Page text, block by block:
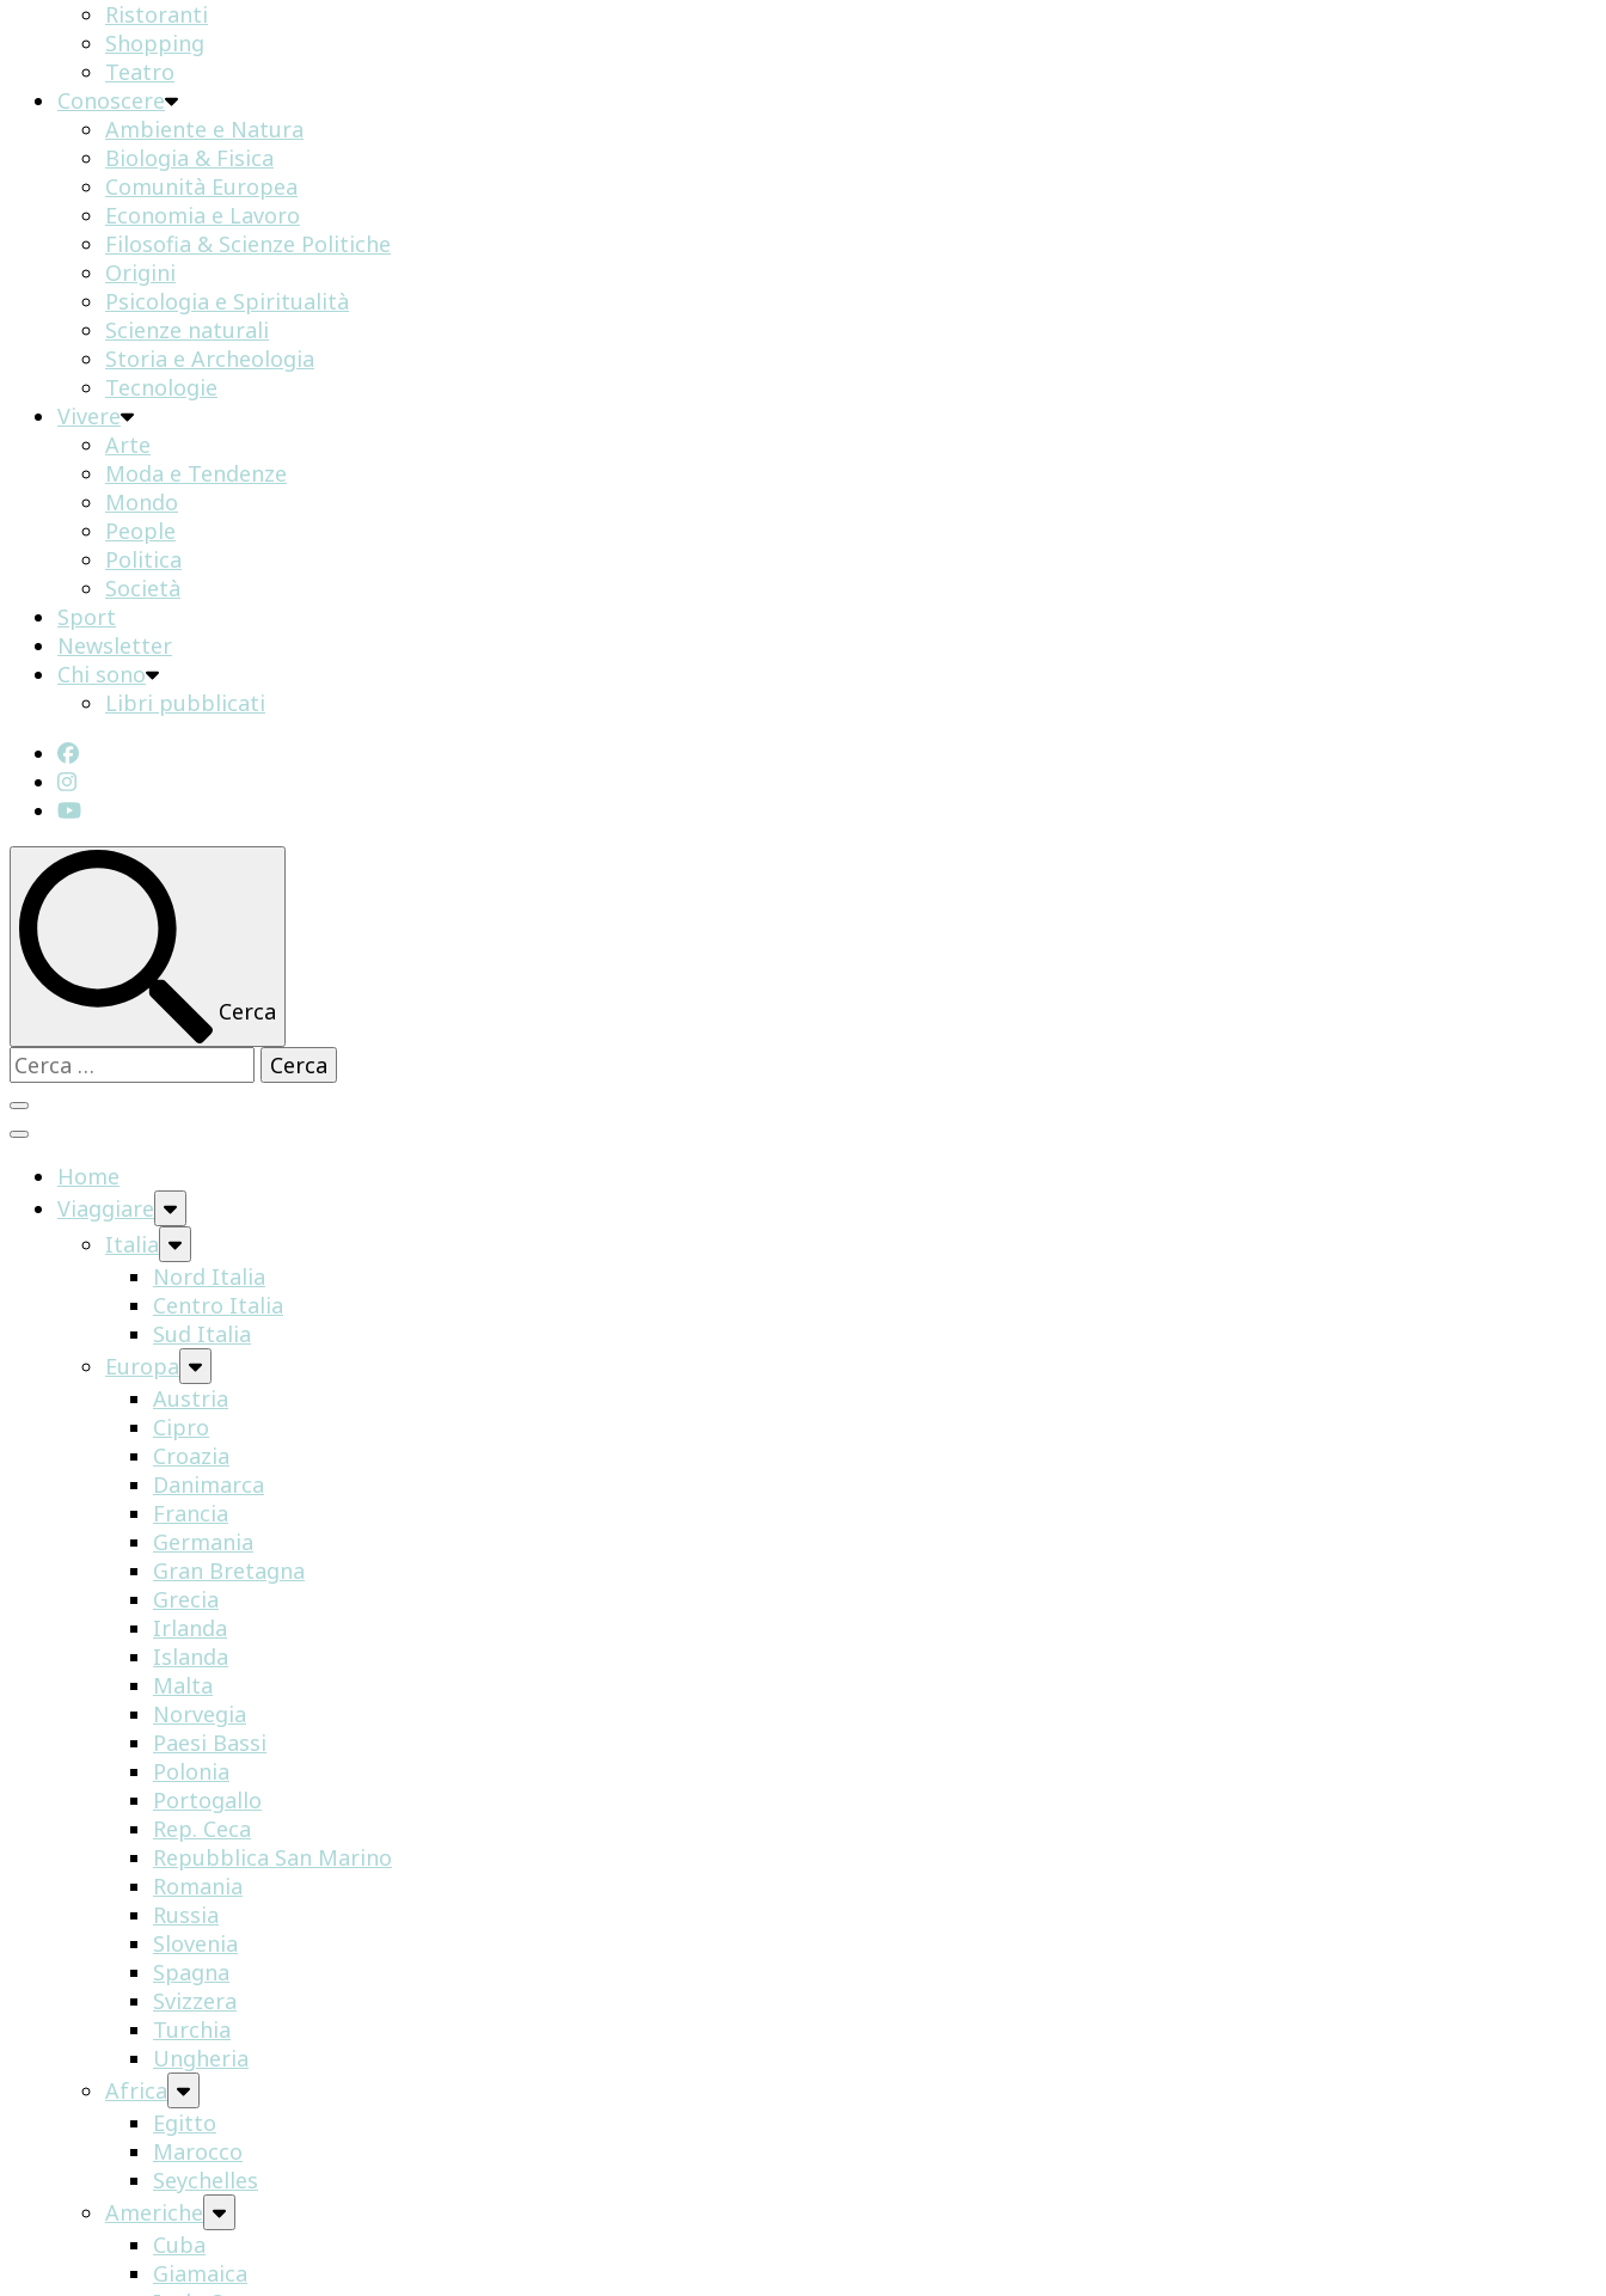
Ristoranti
Shopping
Teatro
Conoscere
Ambiente e Natura
Biologia & Fisica
Comunità Europea
Economia e Lavoro
Filosofia & Scienze Politiche
Origini
Psicologia e Spiritualità
Scienze naturali
Storia e Archeologia
Tecnologie
Vivere
Arte
Moda e Tendenze
Mondo
People
Politica
Società
Sport
Newsletter
Chi sono
Libri pubblicati
Cerca
Ricerca
per:
Home
Viaggiare
Italia
Nord Italia
Centro Italia
Sud Italia
Europa
Austria
Cipro
Croazia
Danimarca
Francia
Germania
Gran Bretagna
Grecia
Irlanda
Islanda
Malta
Norvegia
Paesi Bassi
Polonia
Portogallo
Rep. Ceca
Repubblica San Marino
Romania
Russia
Slovenia
Spagna
Svizzera
Turchia
Ungheria
Africa
Egitto
Marocco
Seychelles
Americhe
Cuba
Giamaica